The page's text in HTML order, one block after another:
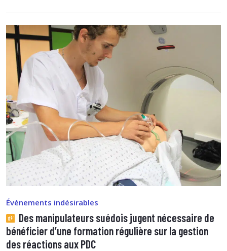
Événements indésirables
Des manipulateurs suédois jugent nécessaire de
bénéficier d’une formation régulière sur la gestion
des réactions aux PDC